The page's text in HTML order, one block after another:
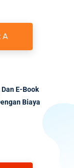
A
E-Book
Biaya